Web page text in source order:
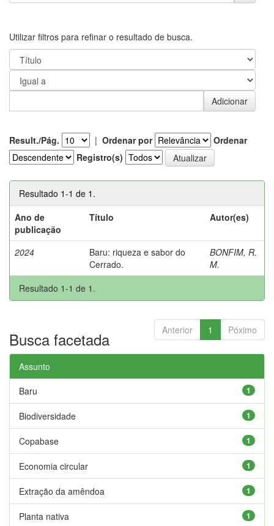
Utilizar filtros para refinar o resultado de busca.
Result./Pág. | Ordenar por
Ordenar
Registro(s)
Resultado 1-1 de 1.
Ano de
publicação
Título Autor(es)
2024
Baru: riqueza e sabor do
Cerrado.
BONFIM, R.
M.
Resultado 1-1 de 1.
Anterior 1 Póximo
Busca facetada
Assunto
1
Baru
1
Biodiversidade
1
Copabase
1
Economia circular
1
Extração da amêndoa
1
Planta nativa